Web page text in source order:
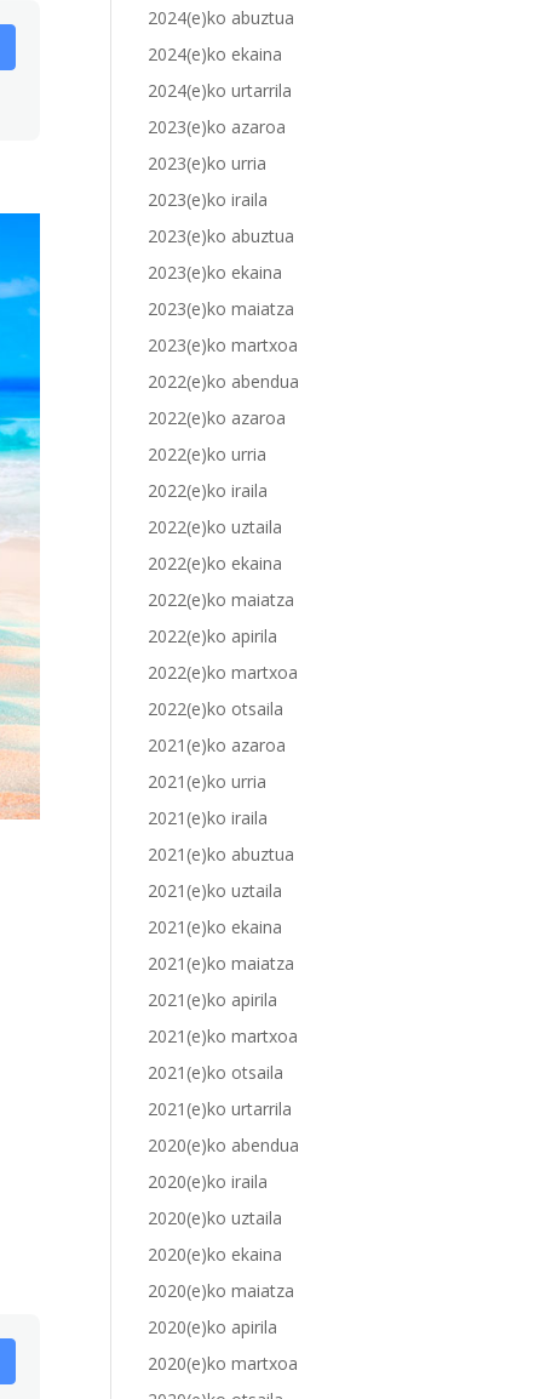
2024(e)ko abuztua
2024(e)ko ekaina
2024(e)ko urtarrila
2023(e)ko azaroa
2023(e)ko urria
2023(e)ko iraila
2023(e)ko abuztua
2023(e)ko ekaina
2023(e)ko maiatza
2023(e)ko martxoa
2022(e)ko abendua
2022(e)ko azaroa
2022(e)ko urria
2022(e)ko iraila
2022(e)ko uztaila
2022(e)ko ekaina
2022(e)ko maiatza
2022(e)ko apirila
2022(e)ko martxoa
2022(e)ko otsaila
2021(e)ko azaroa
2021(e)ko urria
2021(e)ko iraila
2021(e)ko abuztua
2021(e)ko uztaila
2021(e)ko ekaina
2021(e)ko maiatza
2021(e)ko apirila
2021(e)ko martxoa
2021(e)ko otsaila
2021(e)ko urtarrila
2020(e)ko abendua
2020(e)ko iraila
2020(e)ko uztaila
2020(e)ko ekaina
2020(e)ko maiatza
2020(e)ko apirila
2020(e)ko martxoa